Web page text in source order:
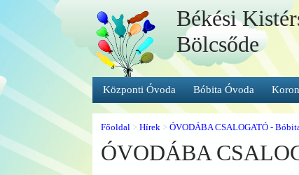
Békési
Bölcsőde
Központi Óvoda Bóbita Óvoda
Főoldal > Hírek > ÓVODÁBA CSALOGATÓ -
ÓVODÁBA